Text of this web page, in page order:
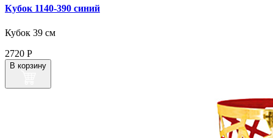
Кубок 1140-390 синий
Кубок 39 см
2720 Р
В корзину